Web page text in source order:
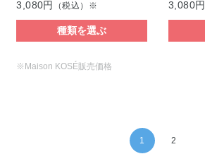
3,080円 （税込）※
種類を選ぶ
3,080円
※Maison KOSÉ販売価格
1 2